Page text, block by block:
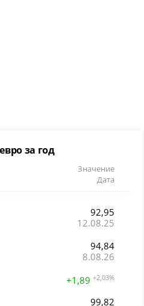
за год
Значение
Дата
92,95
12.08.25
94,84
8.08.26
+1,89 +2,03%
99,82